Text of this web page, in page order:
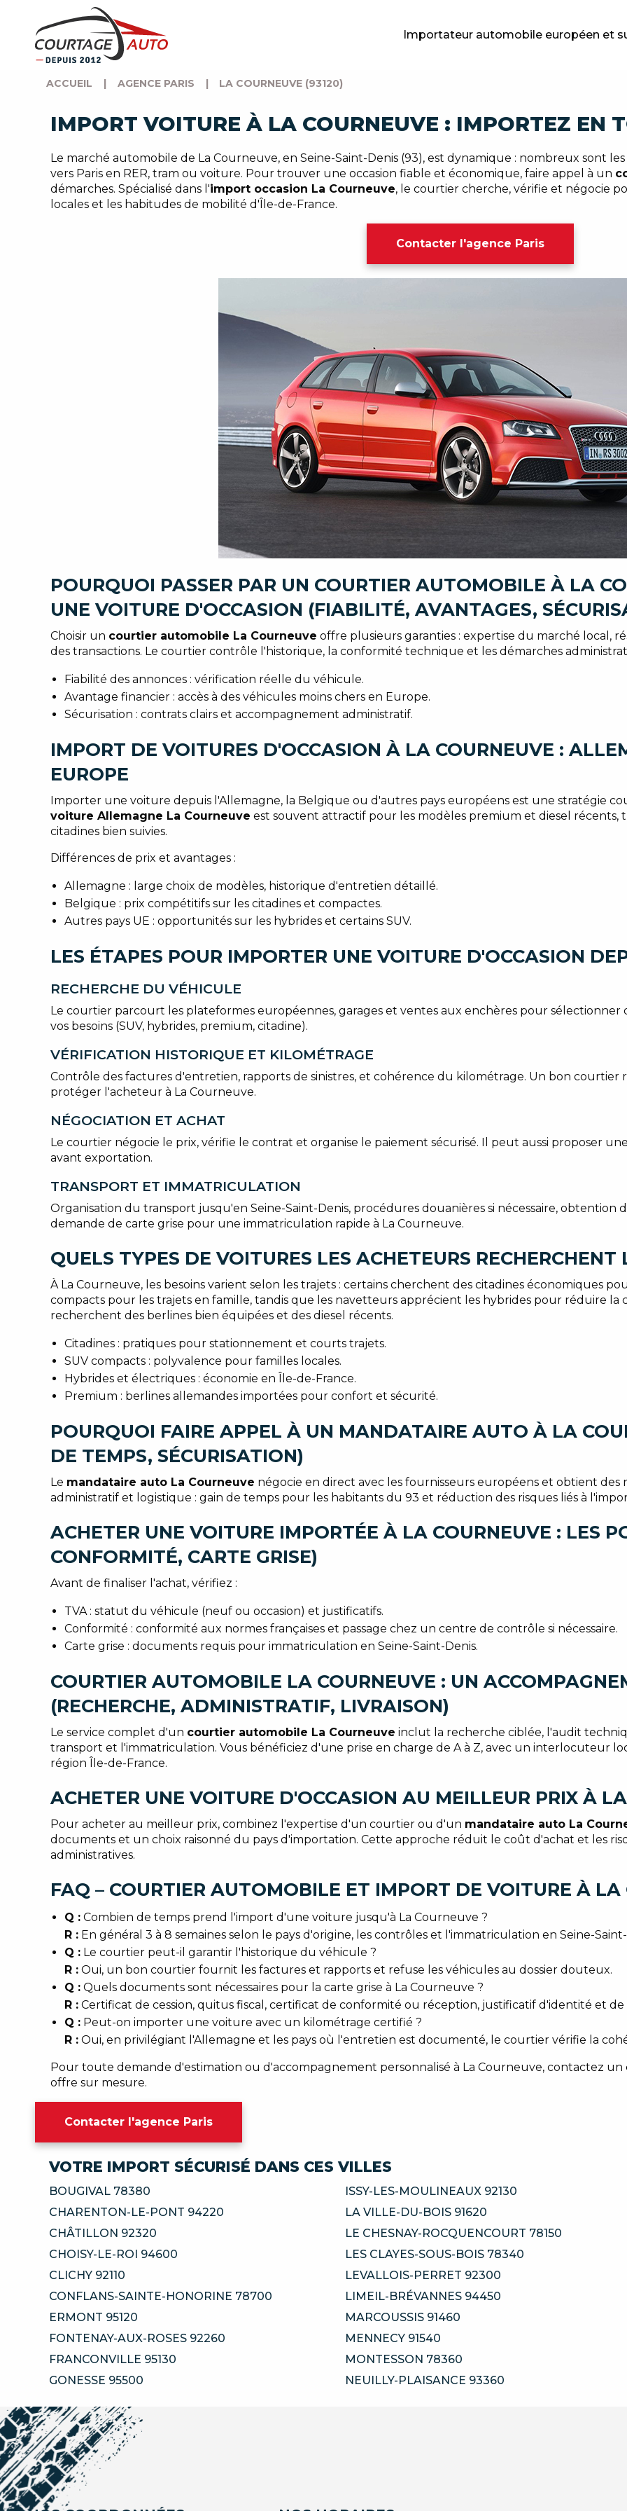
Importateur automobile européen et
ACCUEIL | AGENCE PARIS | LA COURNEUVE (93120)
IMPORT VOITURE À LA COURNEUVE : IMPORTEZ EN
Le marché automobile de La Courneuve, en Seine-Saint-Denis (93), est dynamique : nombreux sont
vers Paris en RER, tram ou voiture. Pour trouver une occasion fiable et économique, faire appel à un
démarches. Spécialisé dans l'import occasion La Courneuve, le courtier cherche, vérifie et négocie
locales et les habitudes de mobilité d'Île-de-France.
Contacter l'agence Paris
POURQUOI PASSER PAR UN COURTIER AUTOMOBILE À LA
UNE VOITURE D'OCCASION (FIABILITÉ, AVANTAGES,
Choisir un courtier automobile La Courneuve offre plusieurs garanties : expertise du marché local,
des transactions. Le courtier contrôle l'historique, la conformité technique et les démarches
Fiabilité des annonces : vérification réelle du véhicule.
Avantage financier : accès à des véhicules moins chers en Europe.
Sécurisation : contrats clairs et accompagnement administratif.
IMPORT DE VOITURES D'OCCASION À LA COURNEUVE :
EUROPE
Importer une voiture depuis l'Allemagne, la Belgique ou d'autres pays européens est une stratégie
voiture Allemagne La Courneuve est souvent attractif pour les modèles premium et diesel récents,
citadines bien suivies.
Différences de prix et avantages :
Allemagne : large choix de modèles, historique d'entretien détaillé.
Belgique : prix compétitifs sur les citadines et compactes.
Autres pays UE : opportunités sur les hybrides et certains SUV.
LES ÉTAPES POUR IMPORTER UNE VOITURE D'OCCASION
RECHERCHE DU VÉHICULE
Le courtier parcourt les plateformes européennes, garages et ventes aux enchères pour sélectionner
vos besoins (SUV, hybrides, premium, citadine).
VÉRIFICATION HISTORIQUE ET KILOMÉTRAGE
Contrôle des factures d'entretien, rapports de sinistres, et cohérence du kilométrage. Un bon courtier
protéger l'acheteur à La Courneuve.
NÉGOCIATION ET ACHAT
Le courtier négocie le prix, vérifie le contrat et organise le paiement sécurisé. Il peut aussi proposer
avant exportation.
TRANSPORT ET IMMATRICULATION
Organisation du transport jusqu'en Seine-Saint-Denis, procédures douanières si nécessaire, obtention
demande de carte grise pour une immatriculation rapide à La Courneuve.
QUELS TYPES DE VOITURES LES ACHETEURS RECHERCHENT
À La Courneuve, les besoins varient selon les trajets : certains cherchent des citadines économiques
compacts pour les trajets en famille, tandis que les navetteurs apprécient les hybrides pour réduire la
recherchent des berlines bien équipées et des diesel récents.
Citadines : pratiques pour stationnement et courts trajets.
SUV compacts : polyvalence pour familles locales.
Hybrides et électriques : économie en Île-de-France.
Premium : berlines allemandes importées pour confort et sécurité.
POURQUOI FAIRE APPEL À UN MANDATAIRE AUTO À LA
DE TEMPS, SÉCURISATION)
Le mandataire auto La Courneuve négocie en direct avec les fournisseurs européens et obtient des
administratif et logistique : gain de temps pour les habitants du 93 et réduction des risques liés à
ACHETER UNE VOITURE IMPORTÉE À LA COURNEUVE : LES
CONFORMITÉ, CARTE GRISE)
Avant de finaliser l'achat, vérifiez :
TVA : statut du véhicule (neuf ou occasion) et justificatifs.
Conformité : conformité aux normes françaises et passage chez un centre de contrôle si nécessaire.
Carte grise : documents requis pour immatriculation en Seine-Saint-Denis.
COURTIER AUTOMOBILE LA COURNEUVE : UN
(RECHERCHE, ADMINISTRATIF, LIVRAISON)
Le service complet d'un courtier automobile La Courneuve inclut la recherche ciblée, l'audit
transport et l'immatriculation. Vous bénéficiez d'une prise en charge de A à Z, avec un interlocuteur
région Île-de-France.
ACHETER UNE VOITURE D'OCCASION AU MEILLEUR PRIX À LA
Pour acheter au meilleur prix, combinez l'expertise d'un courtier ou d'un mandataire auto La
documents et un choix raisonné du pays d'importation. Cette approche réduit le coût d'achat et les
administratives.
FAQ – COURTIER AUTOMOBILE ET IMPORT DE VOITURE À LA
Q : Combien de temps prend l'import d'une voiture jusqu'à La Courneuve ?
R : En général 3 à 8 semaines selon le pays d'origine, les contrôles et l'immatriculation en Seine-Saint-
Q : Le courtier peut-il garantir l'historique du véhicule ?
R : Oui, un bon courtier fournit les factures et rapports et refuse les véhicules au dossier douteux.
Q : Quels documents sont nécessaires pour la carte grise à La Courneuve ?
R : Certificat de cession, quitus fiscal, certificat de conformité ou réception, justificatif d'identité et de
Q : Peut-on importer une voiture avec un kilométrage certifié ?
R : Oui, en privilégiant l'Allemagne et les pays où l'entretien est documenté, le courtier vérifie la
Pour toute demande d'estimation ou d'accompagnement personnalisé à La Courneuve, contactez
offre sur mesure.
Contacter l'agence Paris
VOTRE IMPORT SÉCURISÉ DANS CES VILLES
BOUGIVAL 78380
CHARENTON-LE-PONT 94220
CHÂTILLON 92320
CHOISY-LE-ROI 94600
CLICHY 92110
CONFLANS-SAINTE-HONORINE 78700
ERMONT 95120
FONTENAY-AUX-ROSES 92260
FRANCONVILLE 95130
GONESSE 95500
ISSY-LES-MOULINEAUX 92130
LA VILLE-DU-BOIS 91620
LE CHESNAY-ROCQUENCOURT 78150
LES CLAYES-SOUS-BOIS 78340
LEVALLOIS-PERRET 92300
LIMEIL-BRÉVANNES 94450
MARCOUSSIS 91460
MENNECY 91540
MONTESSON 78360
NEUILLY-PLAISANCE 93360